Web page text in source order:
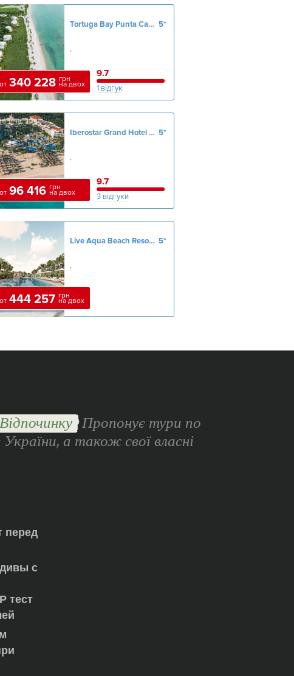
от 340 228 грн
на двох
Tortuga Bay Punta Cana 5*
,
9.7
1 відгук
от 96 416 грн
на двох
Iberostar Grand Hotel Bavaro 5*
,
9.7
3 відгуки
от 444 257 грн
на двох
Live Aqua Beach Resort Punta Cana 5*
,
Відпочинку Пропонує тури по
а також свої власні
перед
с
тест